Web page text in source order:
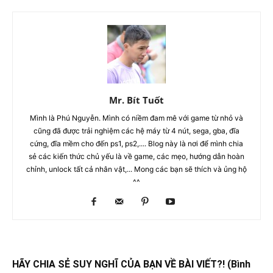
Mr. Bít Tuốt
Mình là Phú Nguyễn. Mình có niềm đam mê với game từ nhỏ và
cũng đã được trải nghiệm các hệ máy từ 4 nút, sega, gba, đĩa
cứng, đĩa mềm cho đến ps1, ps2,.... Blog này là nơi để mình chia
sẻ các kiến thức chủ yếu là về game, các mẹo, hướng dẫn hoàn
chỉnh, unlock tất cả nhân vật,... Mong các bạn sẽ thích và ủng hộ
^^
HÃY CHIA SẺ SUY NGHĨ CỦA BẠN VỀ BÀI VIẾT?! (Bình